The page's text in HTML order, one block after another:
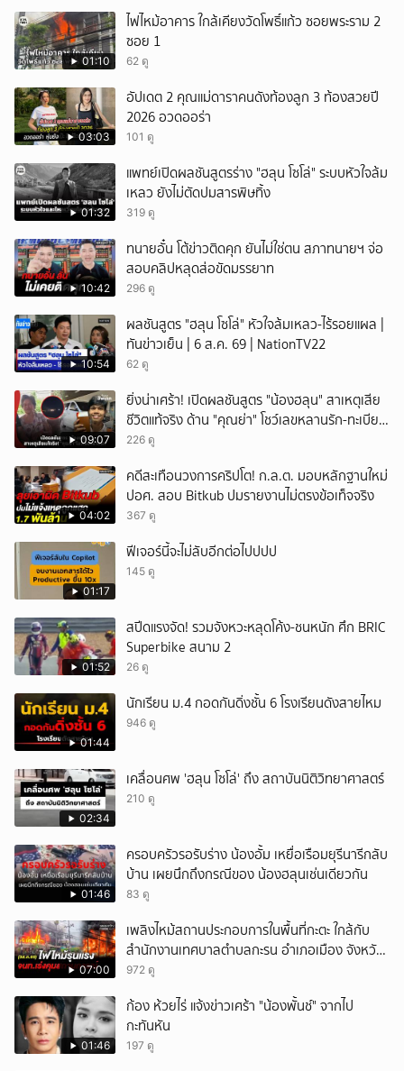
01:10
ไฟไหม้อาคาร ใกล้เคียงวัดโพธิ์แก้ว ซอยพระราม 2
ซอย 1
62 ดู
03:03
อัปเดต 2 คุณแม่ดาราคนดังท้องลูก 3 ท้องสวยปี
2026 อวดออร่า
101 ดู
01:32
แพทย์เปิดผลชันสูตรร่าง "ฮลุน โซโล่" ระบบหัวใจล้ม
เหลว ยังไม่ตัดปมสารพิษทิ้ง
319 ดู
10:42
ทนายอั๋น โต้ข่าวติดคุก ยันไม่ใช่ตน สภาทนายฯ จ่อ
สอบคลิปหลุดส่อขัดมรรยาท
296 ดู
10:54
ผลชันสูตร "ฮลุน โซโล่" หัวใจล้มเหลว-ไร้รอยแผล |
ทันข่าวเย็น | 6 ส.ค. 69 | NationTV22
62 ดู
09:07
ยิ่งน่าเศร้า! เปิดผลชันสูตร "น้องฮลุน" สาเหตุเสีย
ชีวิตแท้จริง ด้าน "คุณย่า" โชว์เลขหลานรัก-ทะเบียน
รถเคลื่อนร่าง!
226 ดู
04:02
คดีสะเทือนวงการคริปโต! ก.ล.ต. มอบหลักฐานใหม่
ปอศ. สอบ Bitkub ปมรายงานไม่ตรงข้อเท็จจริง
367 ดู
01:17
ฟีเจอร์นี้จะไม่ลับอีกต่อไปปปป
145 ดู
01:52
สปีดแรงจัด! รวมจังหวะหลุดโค้ง-ชนหนัก ศึก BRIC
Superbike สนาม 2
26 ดู
01:44
นักเรียน ม.4 กอดกันดิ่งชั้น 6 โรงเรียนดังสายไหม
946 ดู
02:34
เคลื่อนศพ 'ฮลุน โซโล่' ถึง สถาบันนิติวิทยาศาสตร์
210 ดู
01:46
ครอบครัวรอรับร่าง น้องอั้ม เหยื่อเรือมยุรีนารีกลับ
บ้าน เผยนึกถึงกรณีของ น้องฮลุนเช่นเดียวกัน
83 ดู
07:00
เพลิงไหม้สถานประกอบการในพื้นที่กะตะ ใกล้กับ
สำนักงานเทศบาลตำบลกะรน อำเภอเมือง จังหวัด
ภูเก็ต
972 ดู
01:46
ก้อง ห้วยไร่ แจ้งข่าวเศร้า "น้องพั้นช์" จากไป
กะทันหัน
197 ดู